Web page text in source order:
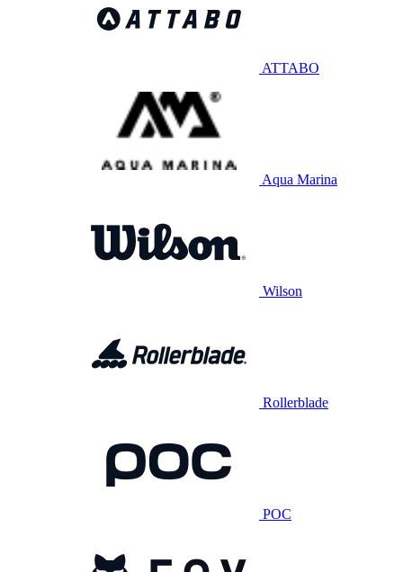
ATTABO
Aqua Marina
Wilson
Rollerblade
POC